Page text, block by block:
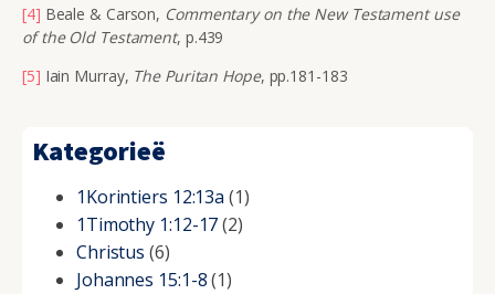
[4] Beale & Carson, Commentary on the New Testament use
of the Old Testament, p.439
[5] Iain Murray, The Puritan Hope, pp.181-183
Kategorieë
1Korintiers 12:13a (1)
1Timothy 1:12-17(2)
Christus (6)
Johannes 15:1-8(1)